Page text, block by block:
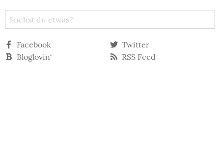
Facebook
Twitter
Bloglovin‘
RSS Feed